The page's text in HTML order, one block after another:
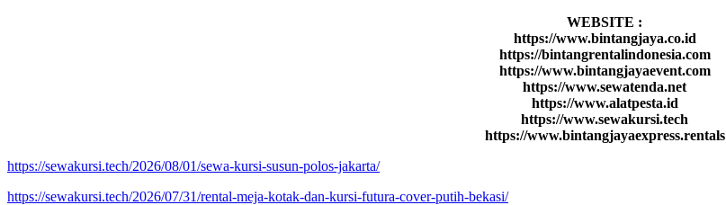
WEBSITE :
https://www.bintangjaya.co.id
https://bintangrentalindonesia.com
https://www.bintangjayaevent.com
https://www.sewatenda.net
https://www.alatpesta.id
https://www.sewakursi.tech
https://www.bintangjayaexpress.rentals
https://sewakursi.tech/2026/08/01/sewa-kursi-susun-polos-jakarta/
https://sewakursi.tech/2026/07/31/rental-meja-kotak-dan-kursi-futura-cover-putih-bekasi/